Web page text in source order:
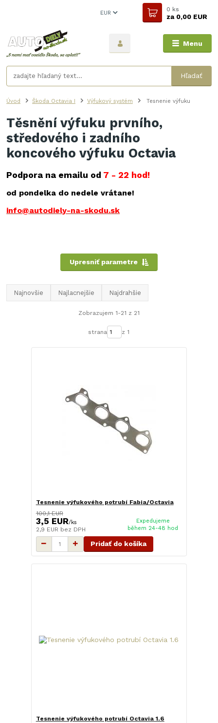
Menu
EUR
Hľadať
0 ks
za0,00 EUR
Úvod Škoda Octavia I Výfukový systém Tesnenie výfuku
Těsnění výfuku prvního,
středového i zadního
koncového výfuku Octavia
Podpora na emailu od 7 - 22 hod!
od pondelka do nedele vrátane!
info@autodiely-na-skodu.sk
Upresniť parametre
Najnovšie Najlacnejšie Najdrahšie
Zobrazujem 1-21 z 21
strana z 1
Tesnenie výfukového potrubí Fabia/Octavia
100,1 EUR
3,5 EUR/ks
2,9 EUR bez DPH
Expedujeme
během 24-48 hod
Pridať do košíka
Tesnenie výfukového potrubí Octavia 1.6